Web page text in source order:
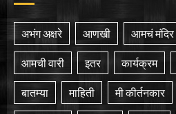
अभंग अक्षरे आणखी आमचं मंदिर
आमची वारी इतर कार्यक्रम
बातम्या माहिती मी कीर्तनकार